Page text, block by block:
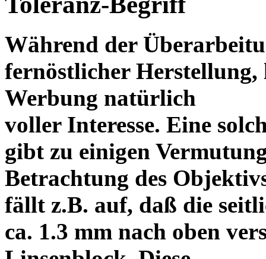
Während der
fernöstlicher Herstellung,
Werbung natürlich
voller Interesse. Eine
gibt zu einigen
Betrachtung des
fällt z.B. auf, daß die
ca. 1.3 mm nach oben